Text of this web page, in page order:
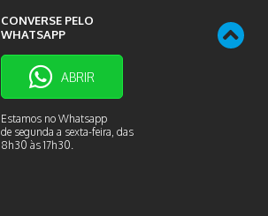
CONVERSE PELO
WHATSAPP
ABRIR
Estamos no Whatsapp
de segunda a sexta-feira, das
8h30 às 17h30.